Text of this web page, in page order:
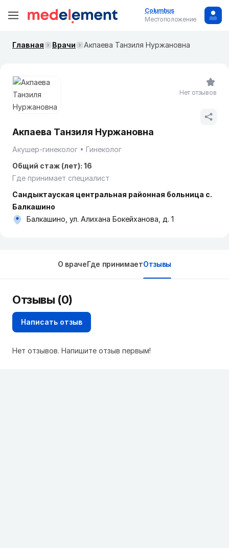
Columbus
Местоположение
Главная Врачи Акпаева Танзиля Нуржановна
Акпаева Танзиля Нуржановна
Акушер-гинеколог
Гинеколог
Общий стаж (лет): 16
Где принимает специалист
Сандыктауская центральная районная больница с.
Балкашино
Балкашино, ул. Алихана Бокейханова, д. 1
Нет отзывов
О врачеГде принимаетОтзывы
Отзывы (0)
Написать отзыв
Нет отзывов. Напишите отзыв первым!